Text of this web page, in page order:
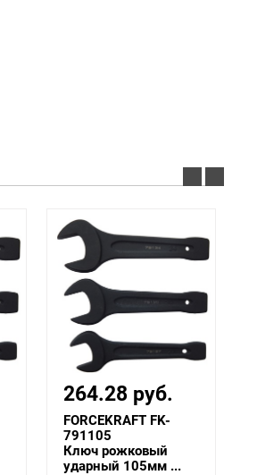
264.28 руб.
FORCEKRAFT FK-
791105
Ключ рожковый
ударный 105мм ...